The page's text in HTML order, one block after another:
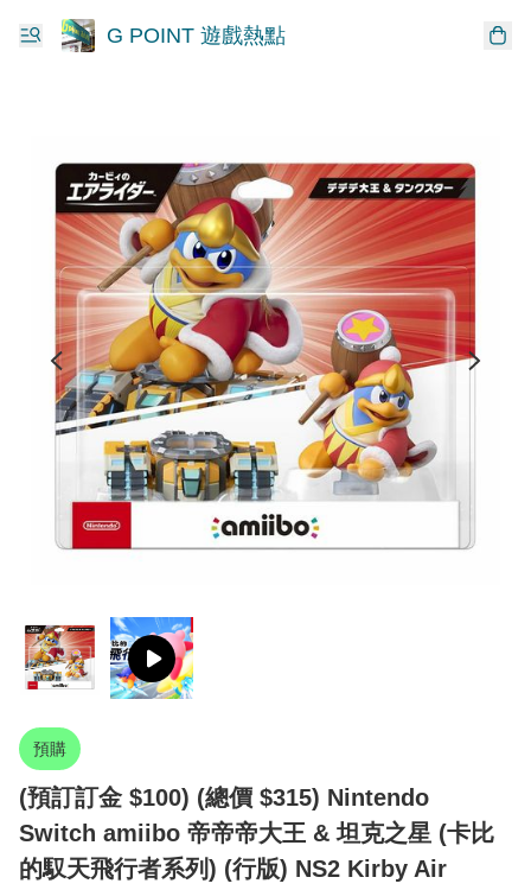
G POINT 遊戲熱點
預購
(預訂訂金 $100) (總價 $315) Nintendo
Switch amiibo 帝帝帝大王 & 坦克之星 (卡比
的馭天飛行者系列) (行版) NS2 Kirby Air